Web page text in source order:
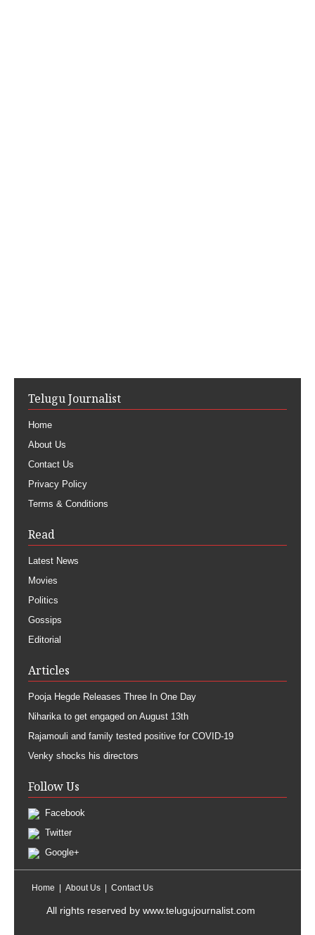
Telugu Journalist
Home
About Us
Contact Us
Privacy Policy
Terms & Conditions
Read
Latest News
Movies
Politics
Gossips
Editorial
Articles
Pooja Hegde Releases Three In One Day
Niharika to get engaged on August 13th
Rajamouli and family tested positive for COVID-19
Venky shocks his directors
Follow Us
Facebook
Twitter
Google+
Home About Us Contact Us
All rights reserved by www.telugujournalist.com